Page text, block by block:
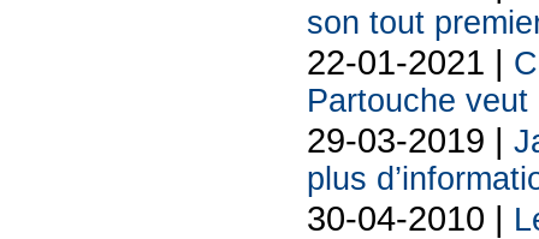
son tout
22-01-2021 |
Partouche
29-03-2019 |
plus
30-04-2010 |